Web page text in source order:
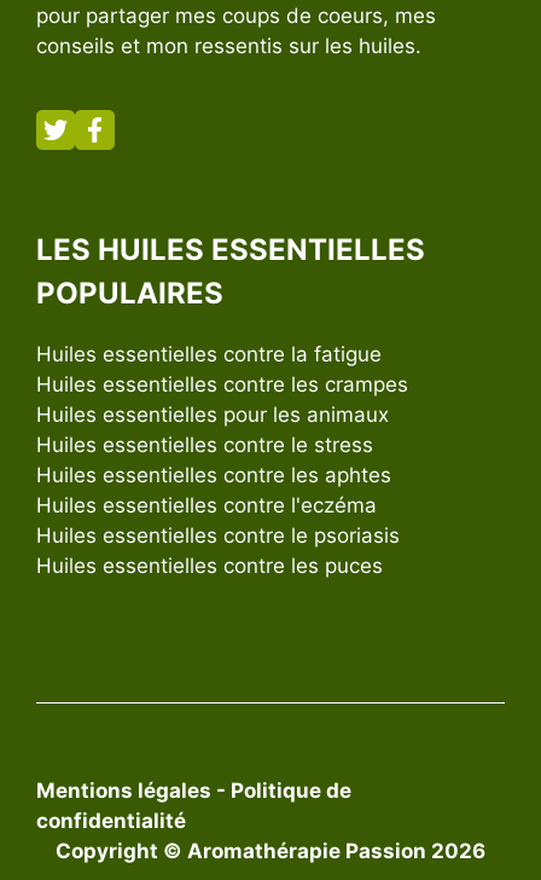
pour partager mes coups de coeurs, mes
conseils et mon ressentis sur les huiles.
LES HUILES ESSENTIELLES
POPULAIRES
Huiles essentielles contre la fatigue
Huiles essentielles contre les crampes
Huiles essentielles pour les animaux
Huiles essentielles contre le stress
Huiles essentielles contre les aphtes
Huiles essentielles contre l'eczéma
Huiles essentielles contre le psoriasis
Huiles essentielles contre les puces
Copyright © Aromathérapie Passion 2026
Mentions légales - Politique de
confidentialité